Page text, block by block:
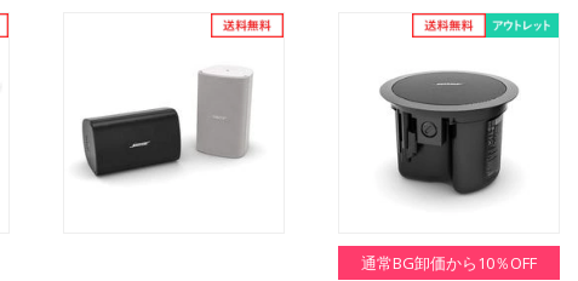
通常BG卸価から10％OFF